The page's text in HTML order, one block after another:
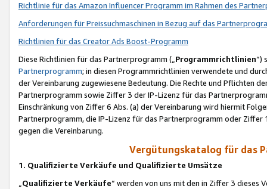
Richtlinie für das Amazon Influencer Programm im Rahmen des
Anforderungen für Preissuchmaschinen in Bezug auf das
Richtlinien für das Creator Ads Boost-Programm
Diese Richtlinien für das Partnerprogramm („Programmrichtlinien“)
Partnerprogramm; in diesen Programmrichtlinien verwendete und
der Vereinbarung zugewiesene Bedeutung. Die Rechte und Pflichten
Partnerprogramm sowie Ziffer 3 der IP-Lizenz für das
Einschränkung von Ziffer 6 Abs. (a) der Vereinbarung wird hiermit
Partnerprogramm, die IP-Lizenz für das Partnerprogramm oder
gegen die Vereinbarung.
Vergütungskatalog für das
1. Qualifizierte Verkäufe und Qualifizierte Umsätze
Qualifizierte Verkäufe“ werden von uns mit den in Ziffer 3